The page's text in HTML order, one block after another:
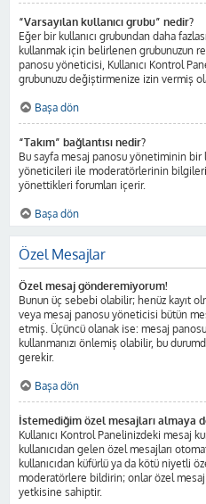
“Varsayılan kullanıcı grubu” nedir?
Eğer bir kullanıcı grubundan daha
kullanmak için belirlenen grubunuzun
panosu yöneticisi, Kullanıcı Kontrol
grubunuzu değiştirmenize izin vermiş
Başa dön
“Takım” bağlantısı nedir?
Bu sayfa mesaj panosu yönetiminin
yöneticileri ile moderatörlerinin
yönettikleri forumları içerir.
Başa dön
Özel Mesajlar
Özel mesaj gönderemiyorum!
Bunun üç sebebi olabilir; henüz kayıt
veya mesaj panosu yöneticisi bütün
etmiş. Üçüncü olanak ise: mesaj
kullanmanızı önlemiş olabilir, bu
gerekir.
Başa dön
İstemediğim özel mesajları almaya
Kullanıcı Kontrol Panelinizdeki mesaj
kullanıcıdan gelen özel mesajları
kullanıcıdan küfürlü ya da kötü niyetli
moderatörlere bildirin; onlar özel mesaj
yetkisine sahiptir.